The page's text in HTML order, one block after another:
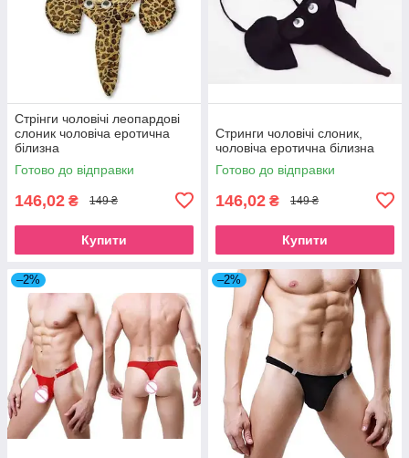
Стрінги чоловічі леопардові
слоник чоловіча еротична
білизна
Готово до відправки
146,02 ₴ 149 ₴
Купити
Стринги чоловічі слоник,
чоловіча еротична білизна
Готово до відправки
146,02 ₴ 149 ₴
Купити
–2% –2%